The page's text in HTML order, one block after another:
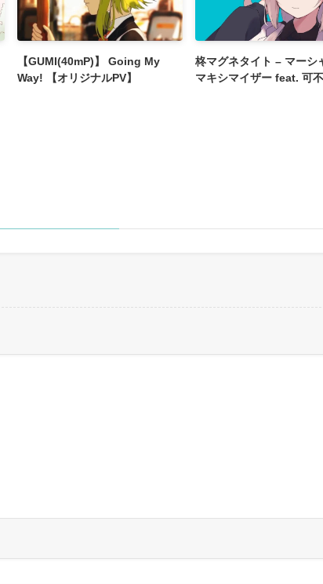
【GUMI(40mP)】 Going My
Way! 【オリジナルPV】
柊マグネタイト – マーシ
マキシマイザー feat. 可不